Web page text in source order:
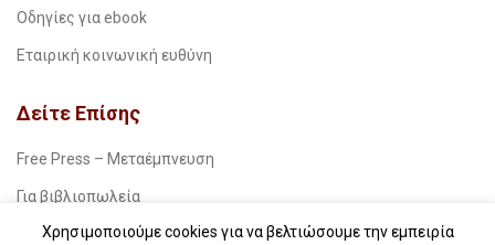
Οδηγίες για ebook
Εταιρική κοινωνική ευθύνη
Δείτε Επίσης
Free Press – Μεταέμπνευση
Για βιβλιοπωλεία
Για λέσχες ανάγνωσης
Χρησιμοποιούμε cookies για να βελτιώσουμε την εμπειρία